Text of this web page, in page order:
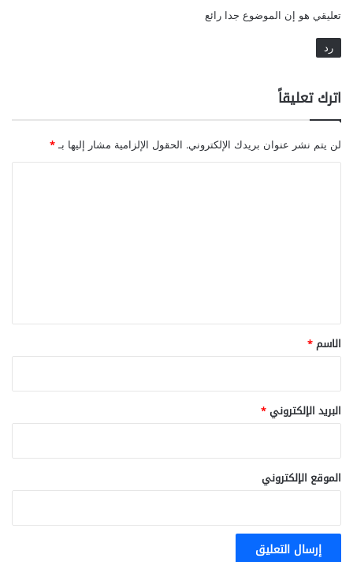
ل
تعليقي هو إن الموضوع جدا رائع
رد
اترك تعليقاً
لن يتم نشر عنوان بريدك الإلكتروني. الحقول الإلزامية مشار إليها بـ*
*
الاسم*
البريد الإلكتروني*
الموقع الإلكتروني